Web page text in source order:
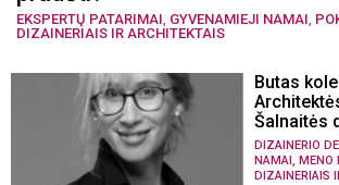
EKSPERTŲ PATARIMAI, GYVENAMIEJI NAMAI,
DIZAINERIAIS IR ARCHITEKTAIS
Butas
Šalnaitės
DIZAINERIO
NAMAI , MENO
DIZAINERIAIS